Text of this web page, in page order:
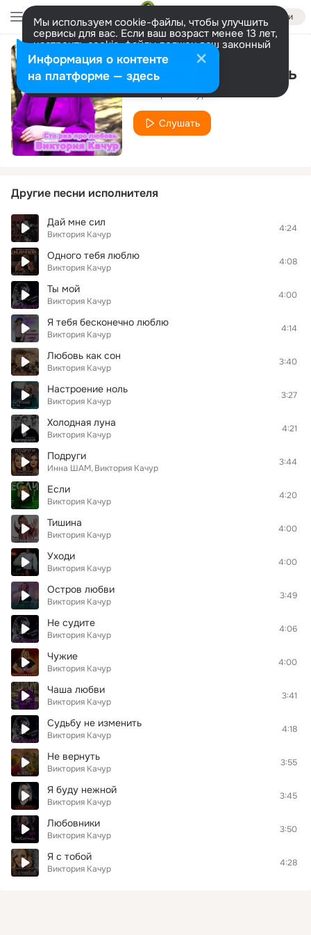
Войти
Мы используем cookie-файлы, чтобы улучшить
сервисы для вас. Если ваш возраст менее 13 лет,
настроить cookie-файлы должен ваш законный
представитель. Больше информации
Разрешить все Настроить
Сто раз про любовь
Виктория Качур
Слушать
Другие песни исполнителя
Дай мне сил
Виктория Качур
4:24
Одного тебя люблю
Виктория Качур
4:08
Ты мой
Виктория Качур
4:00
Я тебя бесконечно люблю
Виктория Качур
4:14
Любовь как сон
Виктория Качур
3:40
Настроение ноль
Виктория Качур
3:27
Холодная луна
Виктория Качур
4:21
Подруги
Инна ШАМ Виктория Качур
3:44
Если
Виктория Качур
4:20
Тишина
Виктория Качур
4:00
Уходи
Виктория Качур
4:00
Остров любви
Виктория Качур
3:49
Не судите
Виктория Качур
4:06
Чужие
Виктория Качур
4:00
Чаша любви
Виктория Качур
3:41
Судьбу не изменить
Виктория Качур
4:18
Не вернуть
Виктория Качур
3:55
Я буду нежной
Виктория Качур
3:45
Любовники
Виктория Качур
3:50
Я с тобой
Виктория Качур
4:28
Информация о контенте
на платформе — здесь